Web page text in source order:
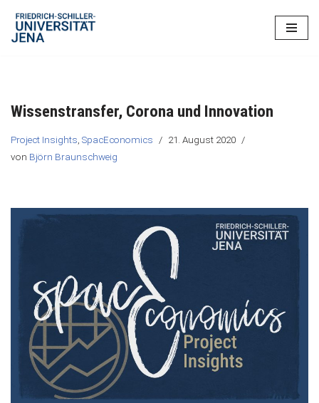
Zum
Wissenstransfer, Corona und Innovation
Project Insights SpacEconomics
21. August 2020
von Björn Braunschweig